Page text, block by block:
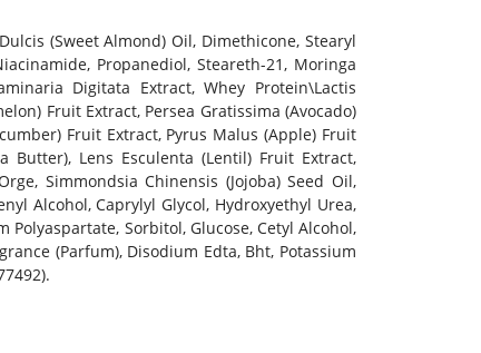
(Sweet Almond) Oil, Dimethicone, Stearyl
Propanediol, Steareth-21, Moringa
Digitata Extract, Whey Protein\Lactis
Fruit Extract, Persea Gratissima (Avocado)
Fruit Extract, Pyrus Malus (Apple) Fruit
Butter), Lens Esculenta (Lentil) Fruit Extract,
Simmondsia Chinensis (Jojoba) Seed Oil,
Alcohol, Caprylyl Glycol, Hydroxyethyl Urea,
Polyaspartate, Sorbitol, Glucose, Cetyl Alcohol,
(Parfum), Disodium Edta, Bht, Potassium